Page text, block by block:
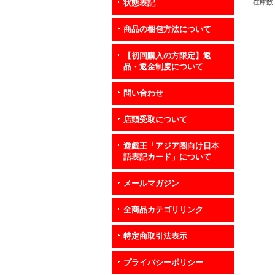
状態表記
商品の梱包方法について
【初回購入の方限定】返
品・返金制度について
問い合わせ
店頭受取について
遊戯王「アジア圏向け日本
語表記カード」について
メールマガジン
全商品カテゴリリンク
特定商取引法表示
プライバシーポリシー
在庫数